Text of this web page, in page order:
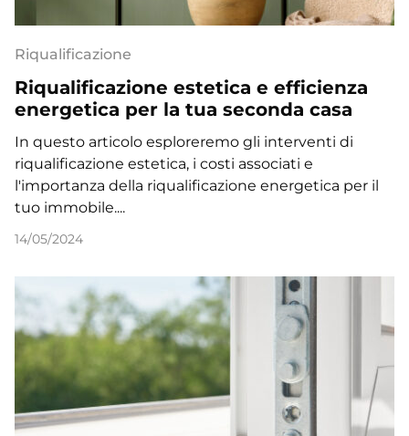
Riqualificazione
Riqualificazione estetica e efficienza
energetica per la tua seconda casa
In questo articolo esploreremo gli interventi di
riqualificazione estetica, i costi associati e
l'importanza della riqualificazione energetica per il
tuo immobile....
14/05/2024